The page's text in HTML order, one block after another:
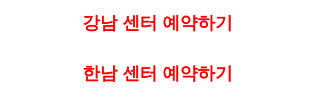
강남 센터 예약하기
한남 센터 예약하기